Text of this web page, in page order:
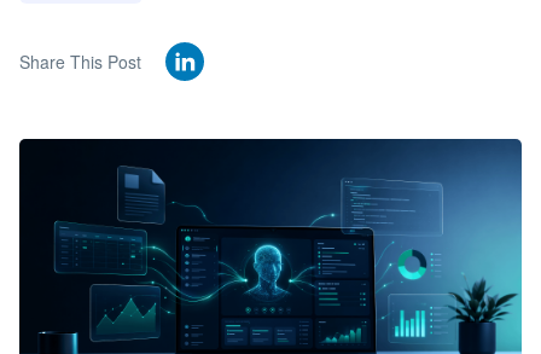
Share This Post